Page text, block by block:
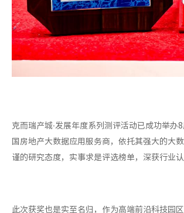
克而瑞产城·发展年度系列测评活动已成功举办
国房地产大数据应用服务商，依托其强大的大
谨的研究态度，实事求是评选榜单，深获行业认
此次获奖也是实至名归，作为高端前沿科技园